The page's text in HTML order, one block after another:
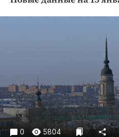
Криминал
Недвижимость и
Погода
Праздники
Происшествия
Спорт
0 5804